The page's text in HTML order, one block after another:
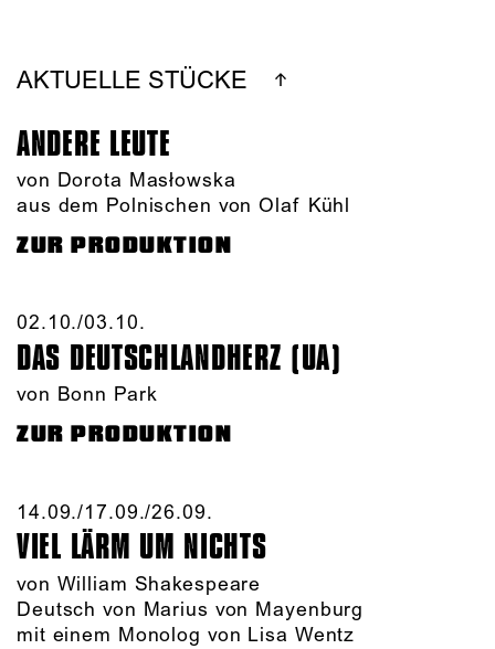
AKTUELLE STÜCKE
ANDERE LEUTE
von Dorota Masłowska
aus dem Polnischen von Olaf Kühl
ZUR PRODUKTION
02.10./​03.10.​
DAS DEUTSCHLAND­HERZ (UA)
von Bonn Park
ZUR PRODUKTION
14.09./​17.09./​26.09.​
VIEL LÄRM UM NICHTS
von William Shakespeare
Deutsch von Marius von Mayenburg
mit einem Monolog von Lisa Wentz